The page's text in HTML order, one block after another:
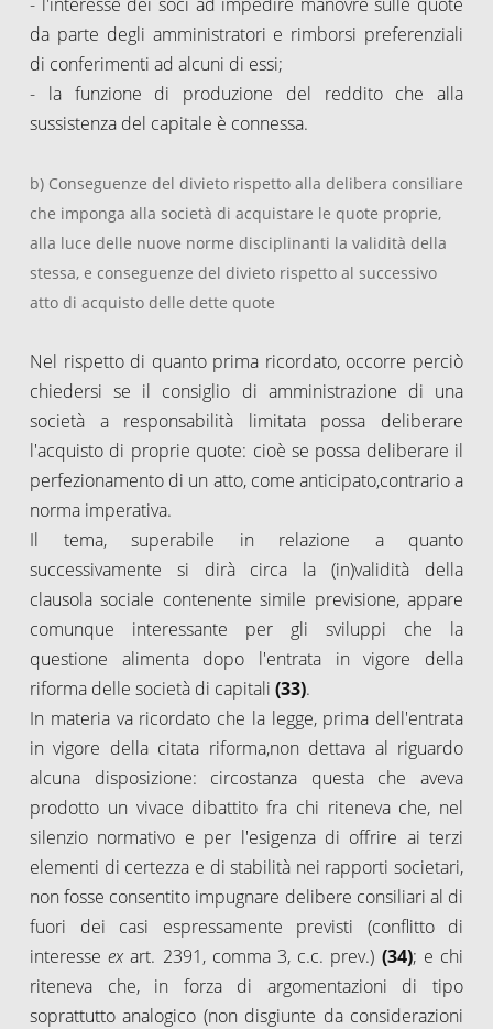
da parte degli amministratori e rimborsi preferenziali
di conferimenti ad alcuni di essi;
- la funzione di produzione del reddito che alla
sussistenza del capitale è connessa.
b) Conseguenze del divieto rispetto alla delibera consiliare
che imponga alla società di acquistare le quote proprie,
alla luce delle nuove norme disciplinanti la validità della
stessa, e conseguenze del divieto rispetto al successivo
atto di acquisto delle dette quote
Nel rispetto di quanto prima ricordato, occorre perciò
chiedersi se il consiglio di amministrazione di una
società a responsabilità limitata possa deliberare
l'acquisto di proprie quote: cioè se possa deliberare il
perfezionamento di un atto, come anticipato,contrario a
norma imperativa.
Il tema, superabile in relazione a quanto
successivamente si dirà circa la (in)validità della
clausola sociale contenente simile previsione, appare
comunque interessante per gli sviluppi che la
questione alimenta dopo l'entrata in vigore della
riforma delle società di capitali (33).
In materia va ricordato che la legge, prima dell'entrata
in vigore della citata riforma,non dettava al riguardo
alcuna disposizione: circostanza questa che aveva
prodotto un vivace dibattito fra chi riteneva che, nel
silenzio normativo e per l'esigenza di offrire ai terzi
elementi di certezza e di stabilità nei rapporti societari,
non fosse consentito impugnare delibere consiliari al di
fuori dei casi espressamente previsti (conflitto di
interesseexart. 2391, comma 3, c.c. prev.) (34); e chi
riteneva che, in forza di argomentazioni di tipo
soprattutto analogico (non disgiunte da considerazioni